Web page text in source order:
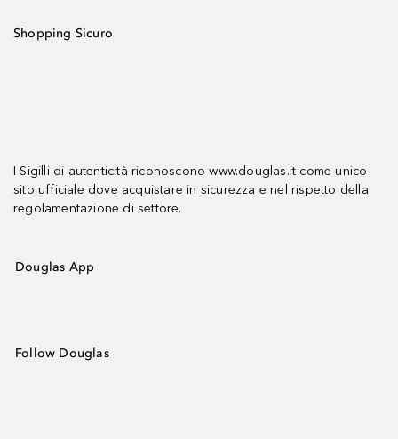
Shopping Sicuro
I Sigilli di autenticità riconoscono www.douglas.it come unico
sito ufficiale dove acquistare in sicurezza e nel rispetto della
regolamentazione di settore.
Douglas App
Follow Douglas